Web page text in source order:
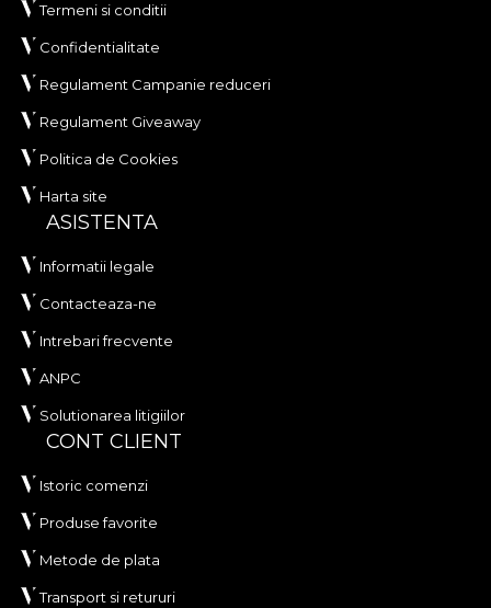
Termeni si conditii
Confidentialitate
Regulament Campanie reduceri
Regulament Giveaway
Politica de Cookies
Harta site
ASISTENTA
Informatii legale
Contacteaza-ne
Intrebari frecvente
ANPC
Solutionarea litigiilor
CONT CLIENT
Istoric comenzi
Produse favorite
Metode de plata
Transport si retururi